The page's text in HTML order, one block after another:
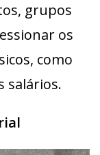
grupos
os
como
salários.